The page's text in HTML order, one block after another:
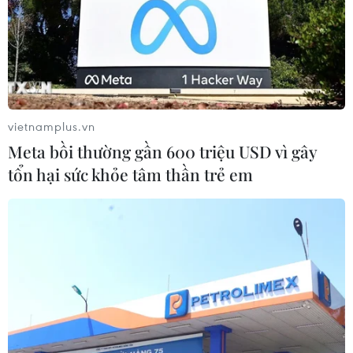
NGHE
Iran cho biết nước này và
Oman đã đạt được một số
tiến triển trong các cuộc
đàm phán liên quan đến
Iran dừng đáp trả sau
khi Mỹ tạm ngừng
không kích, đàm phán
với Oman về eo biển
Hormuz
Ngày 26/7, Iran tuyên bố
đã dừng hành động tấn
vietnamplus.vn
Meta bồi thường gần 600 triệu USD vì gây
tổn hại sức khỏe tâm thần trẻ em